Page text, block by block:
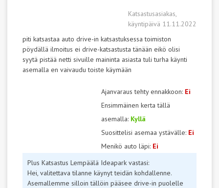
Katsastusasiakas,
käyntipäivä 11.11.2022
piti katsastaa auto drive-in katsastuksessa toimiston
pöydällä ilmoitus ei drive-katsastusta tänään eikö olisi
syytä pistää netti sivuille maininta asiasta tuli turha käynti
asemalla en vaivaudu toiste käymään
Ajanvaraus tehty ennakkoon: Ei
Ensimmäinen kerta tällä
asemalla: Kyllä
Suosittelisi asemaa ystävälle: Ei
Menikö auto läpi: Ei
Plus Katsastus Lempäälä Ideapark vastasi:
Hei, valitettava tilanne käynyt teidän kohdallenne.
Asemallemme silloin tällöin pääsee drive-in puolelle